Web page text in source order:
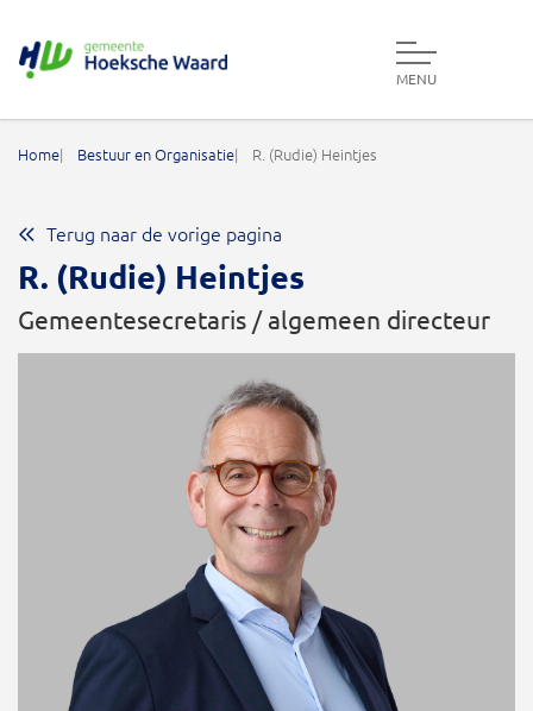
MENU
Home Bestuur en Organisatie R. (Rudie) Heintjes
Terug naar de vorige pagina
R. (Rudie) Heintjes
Gemeentesecretaris / algemeen directeur